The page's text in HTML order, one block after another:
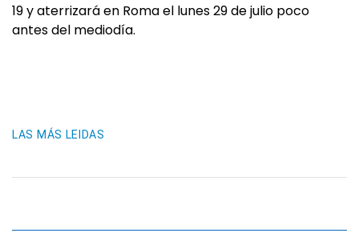
19 y aterrizará en Roma el lunes 29 de julio poco
antes del mediodía.
LAS MÁS LEIDAS